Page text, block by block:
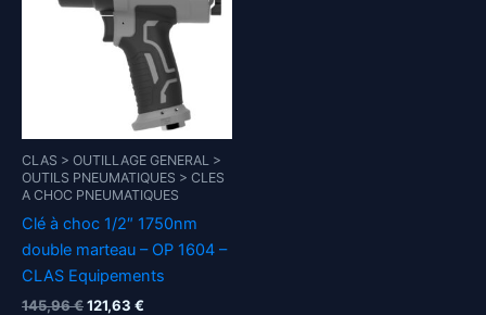
CLAS > OUTILLAGE GENERAL >
OUTILS PNEUMATIQUES > CLES
A CHOC PNEUMATIQUES
Clé à choc 1/2″ 1750nm
double marteau – OP 1604 –
CLAS Equipements
145,96€Le
121,63 €